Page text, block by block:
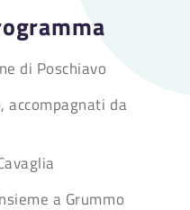
di Poschiavo
accompagnati da
a Grummo